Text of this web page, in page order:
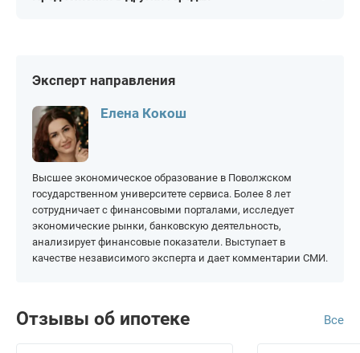
Брянск
Владивосток
Владимир
Волгоград
Воронеж
Екатеринбург
Иваново
Ижевск
Курск
Липецк
Москва
Нижний Новгород
Эксперт направления
Елена Кокош
Высшее экономическое образование в Поволжском
государственном университете сервиса. Более 8 лет
сотрудничает с финансовыми порталами, исследует
экономические рынки, банковскую деятельность,
анализирует финансовые показатели. Выступает в
качестве независимого эксперта и дает комментарии СМИ.
Отзывы об ипотеке Все